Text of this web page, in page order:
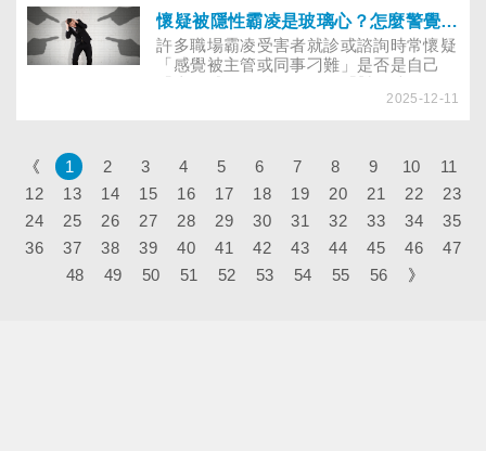
懷疑被隱性霸凌是玻璃心？怎麼警覺關係不健康
許多職場霸凌受害者就診或諮詢時常懷疑
「感覺被主管或同事刁難」是否是自己
清！此外，４種類型的職場文化易出現霸
效。
2025-12-11
《 1 2 3 4 5 6 7 8 9 10
11
12
13 14 15 16 17 18 19 20 21 22
23
24
25 26 27 28 29 30 31 32 33 34
35
36
37 38 39 40 41 42 43 44 45 46
47
48
49 50 51 52 53 54 55 56 》